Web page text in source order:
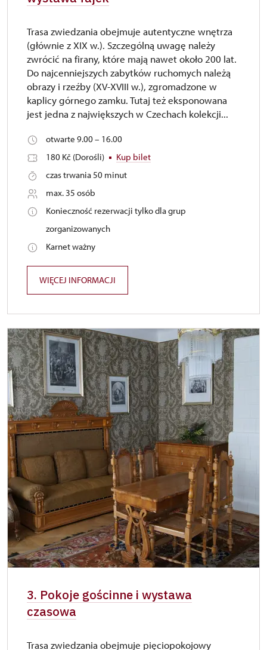
Trasa zwiedzania obejmuje autentyczne wnętrza
(głównie z XIX w.). Szczególną uwagę należy
zwrócić na firany, które mają nawet około 200 lat.
Do najcenniejszych zabytków ruchomych należą
obrazy i rzeźby (XV-XVIII w.), zgromadzone w
kaplicy górnego zamku. Tutaj też eksponowana
jest jedna z największych w Czechach kolekcji...
otwarte 9.00 – 16.00
180 Kč (Dorośli)
Kup bilet
czas trwania 50 minut
max. 35 osób
Konieczność rezerwacji tylko dla grup
zorganizowanych
Karnet ważny
WIĘCEJ INFORMACJI
3. Pokoje gościnne i wystawa
czasowa
Trasa zwiedzania obejmuje pięciopokojowy